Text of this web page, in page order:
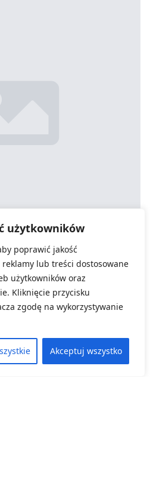
użytkowników
poprawić jakość
lub treści dostosowane
użytkowników oraz
Kliknięcie przycisku
zgodę na wykorzystywanie
Akceptuj wszystko
„Edukacja wobec
– kierunki rozwoju